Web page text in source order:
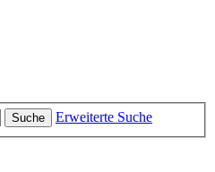
Suche Erweiterte Suche